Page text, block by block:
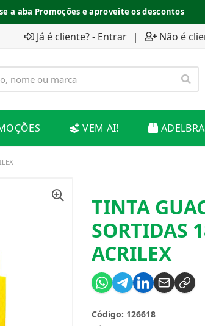
a aba Promoções e aproveite os descontos
Já é cliente? - Entrar | Não é
VEM AI!
TINTA
SORTIDAS
ACRILEX
Código: 126618